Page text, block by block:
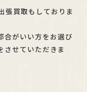
張買取もしておりま
合がいい方をお選び
させていただきま